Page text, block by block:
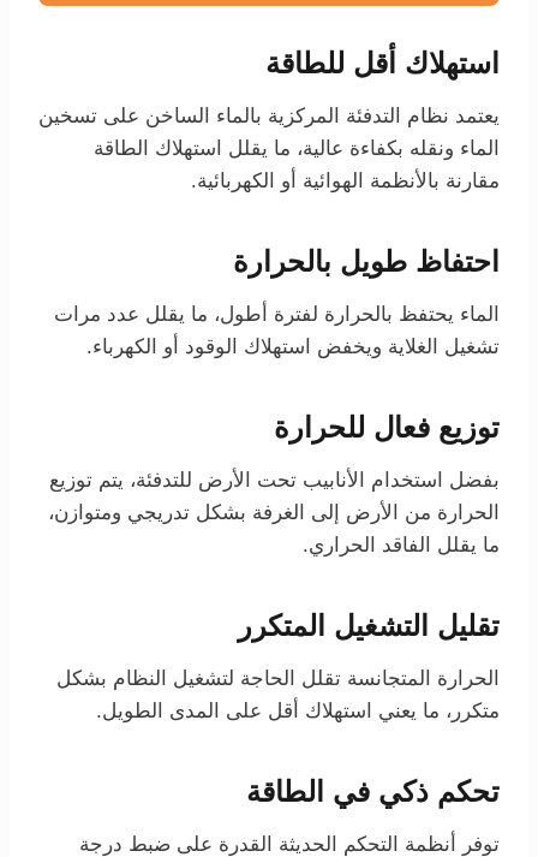
استهلاك أقل للطاقة
يعتمد نظام التدفئة المركزية بالماء الساخن على تسخين
الماء ونقله بكفاءة عالية، ما يقلل استهلاك الطاقة
مقارنة بالأنظمة الهوائية أو الكهربائية.
احتفاظ طويل بالحرارة
الماء يحتفظ بالحرارة لفترة أطول، ما يقلل عدد مرات
تشغيل الغلاية ويخفض استهلاك الوقود أو الكهرباء.
توزيع فعال للحرارة
بفضل استخدام الأنابيب تحت الأرض للتدفئة، يتم توزيع
الحرارة من الأرض إلى الغرفة بشكل تدريجي ومتوازن،
ما يقلل الفاقد الحراري.
تقليل التشغيل المتكرر
الحرارة المتجانسة تقلل الحاجة لتشغيل النظام بشكل
متكرر، ما يعني استهلاك أقل على المدى الطويل.
تحكم ذكي في الطاقة
توفر أنظمة التحكم الحديثة القدرة على ضبط درجة